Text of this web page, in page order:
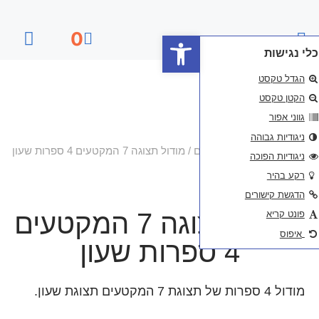
פתח סרגל נגישות 0
מודול תצוגה 7 המקטעים